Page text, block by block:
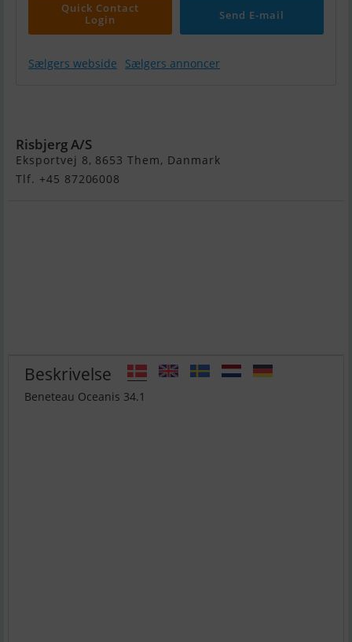
Quick Contact
Login
Send E-mail
Sælgers webside Sælgers annoncer
Risbjerg A/S
Eksportvej 8, 8653 Them, Danmark
Tlf. +45 87206008
Beskrivelse
Beneteau Oceanis 34.1